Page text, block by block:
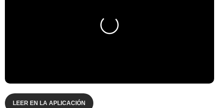
LEER EN LA APLICACIÓN